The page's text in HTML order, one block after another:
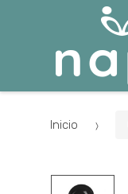
Inicio